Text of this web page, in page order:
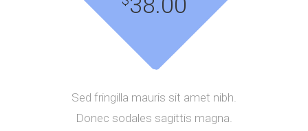
Sed fringilla mauris sit amet nibh.
Donec sodales sagittis magna.